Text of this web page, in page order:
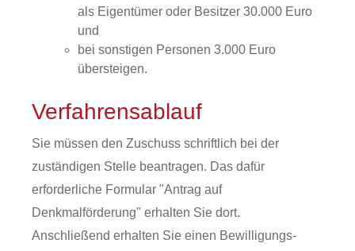
als Eigentümer oder Besitzer 30.000 Euro
und
bei sonstigen Personen 3.000 Euro
übersteigen.
Verfahrensablauf
Sie müssen den Zuschuss schriftlich bei der
zuständigen Stelle beantragen. Das dafür
erforderliche Formular "Antrag auf
Denkmalförderung" erhalten Sie dort.
Anschließend erhalten Sie einen Bewilligungs-